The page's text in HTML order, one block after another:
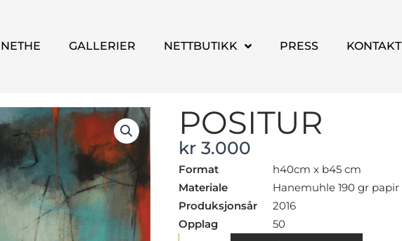
GALLERIER NETTBUTIKK PRESS KONTAKT
POSITUR
kr 3.000
Format
Materiale
Produksjonsår
Opplag
h40cm x b45 cm
Hanemuhle 190 gr papir
2016
50